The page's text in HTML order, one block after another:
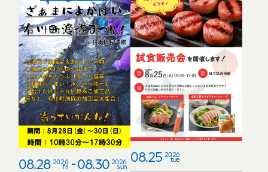
08.28 2026
fri 08.30 2026
sun
08.25 2026
tue